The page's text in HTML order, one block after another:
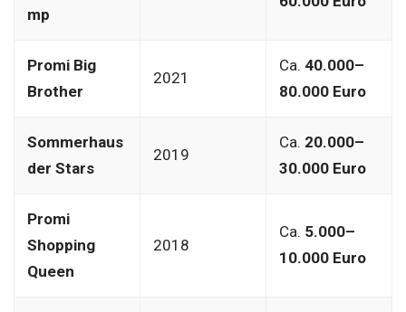
mp
Promi Big
Brother
2021
Ca. 40.000–
80.000 Euro
Sommerhaus
der Stars
2019
Ca. 20.000–
30.000 Euro
Promi
Shopping
Queen
2018
Ca. 5.000–
10.000 Euro